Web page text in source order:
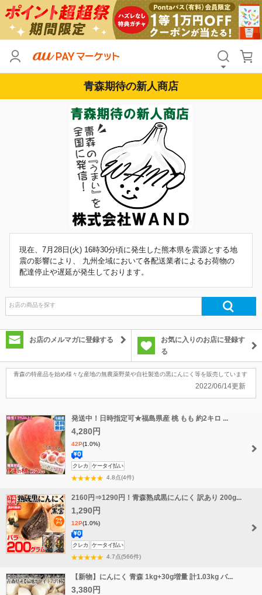
青森期待の新人商店
現在、7月28日(火) 16時30分頃に発生した熊本県を震源とする地
震の影響により、 九州全域において各配送業者によるお荷物の
配達停止や遅延が発生しております。
お店のメルマガに登録する
お気に入りのお店に登録す
る
青森の特産品を始め様々な産地の無農薬野菜や自社製造の黒にんにく等を販売しています
2022/06/14更新
発送中！日時指定可★福島県産 桃 もも 約2キロ ...
4,280円
42P(1.0%)
送
料
料
クレカ ケータイ払い
4.8点(4件)
2160円⇒1290円！青森熟成黒にんにく 訳あり 200g...
1,290円
12P(1.0%)
送
料
料
クレカ ケータイ払い
4.7点(566件)
【新物】にんにく 青森 1kg+30g増量 計1.03kg バ...
3,380円